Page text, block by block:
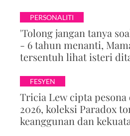
PERSONALITI
'Tolong jangan tanya
- 6 tahun menanti,
tersentuh lihat isteri
FESYEN
Tricia Lew cipta pesona
2026, koleksi Paradox
keanggunan dan